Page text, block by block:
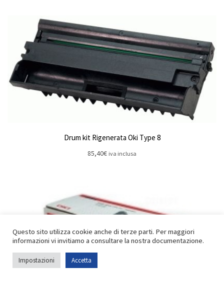
Drum kit Rigenerata Oki Type 8
85,40€ iva inclusa
Questo sito utilizza cookie anche di terze parti. Per maggiori
informazioni vi invitiamo a consultare la nostra documentazione.
Impostazioni Accetta